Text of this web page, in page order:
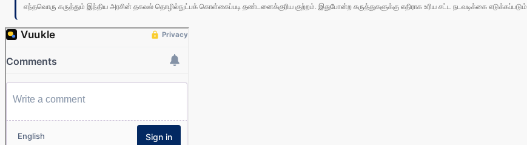
எந்தவொரு கருத்தும் இந்திய அரசின் தகவல் தொழில்நுட்பக் கொள்கைப்படி தண்டனைக்குரிய குற்றம். இதுபோன்ற கருத்துகளுக்கு எதிராக உரிய சட்ட நடவடிக்கை எடுக்கப்படும்.